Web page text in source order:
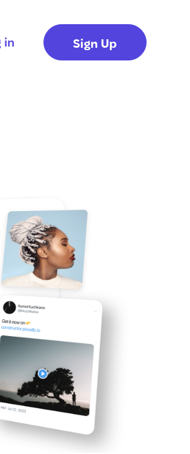
in Sign Up